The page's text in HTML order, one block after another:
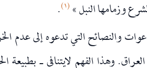
وزمامها النبل »(١) .
والنصائح التي تدعوه إلى عدم